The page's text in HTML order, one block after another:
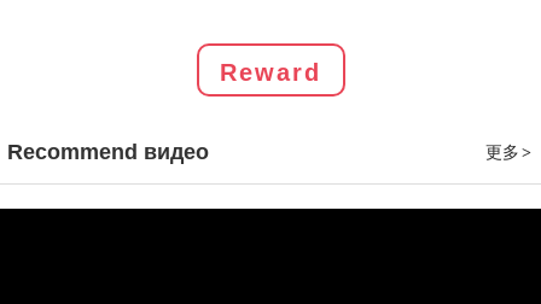
Reward
更多 >
Recommend видео